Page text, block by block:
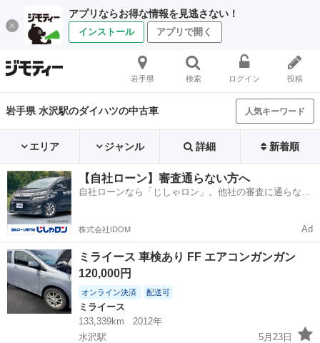
アプリならお得な情報を見逃さない！
インストール アプリで開く
岩手県 検索 ログイン 投稿
岩手県 水沢駅のダイハツの中古車 人気キーワード
エリア ジャンル 詳細 新着順
【自社ローン】審査通らない方へ
自社ローンなら「じしゃロン」。他社の審査に通らなか
株式会社IDOM Ad
ミライース 車検あり FF エアコンガンガン
120,000円
オンライン決済 配送可
ミライース
133,339km
2012年
水沢駅
5月23日